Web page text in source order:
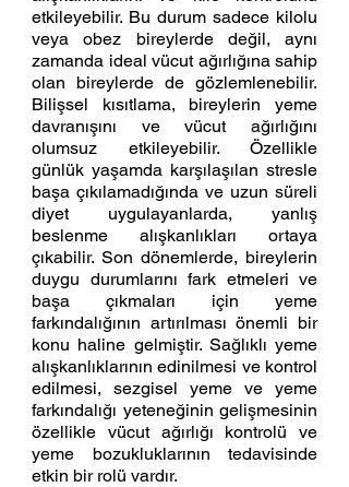
etkileyebilir. Bu durum sadece kilolu
veya obez bireylerde değil, aynı
zamanda ideal vücut ağırlığına sahip
olan bireylerde de gözlemlenebilir.
Bilişsel kısıtlama, bireylerin yeme
davranışını ve vücut ağırlığını
olumsuz etkileyebilir. Özellikle
günlük yaşamda karşılaşılan stresle
başa çıkılamadığında ve uzun süreli
diyet uygulayanlarda, yanlış
beslenme alışkanlıkları ortaya
çıkabilir. Son dönemlerde, bireylerin
duygu durumlarını fark etmeleri ve
başa çıkmaları için yeme
farkındalığının artırılması önemli bir
konu haline gelmiştir. Sağlıklı yeme
alışkanlıklarının edinilmesi ve kontrol
edilmesi, sezgisel yeme ve yeme
farkındalığı yeteneğinin gelişmesinin
özellikle vücut ağırlığı kontrolü ve
yeme bozukluklarının tedavisinde
etkin bir rolü vardır.